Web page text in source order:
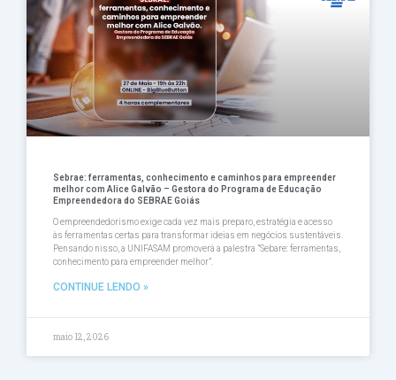
Sebrae: ferramentas, conhecimento e caminhos para empreender
melhor com Alice Galvão – Gestora do Programa de Educação
Empreendedora do SEBRAE Goiás
O empreendedorismo exige cada vez mais preparo, estratégia e acesso
às ferramentas certas para transformar ideias em negócios sustentáveis.
Pensando nisso, a UNIFASAM promoverá a palestra ”Sebare: ferramentas,
conhecimento para empreender melhor”.
CONTINUE LENDO »
maio 12, 2026